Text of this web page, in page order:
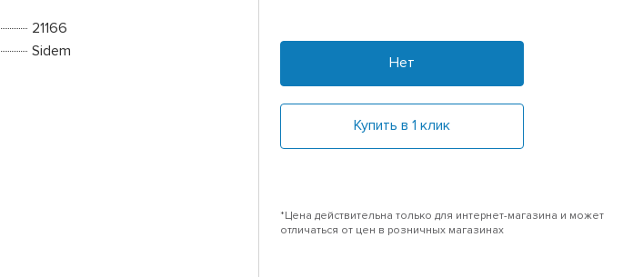
21166
Sidem
Нет
Купить в 1 клик
*Цена действительна только для интернет-магазина и может
отличаться от цен в розничных магазинах